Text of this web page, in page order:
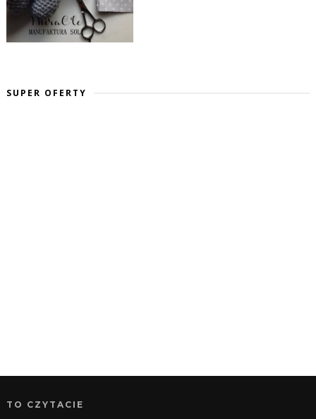
SUPER OFERTY
TO CZYTACIE